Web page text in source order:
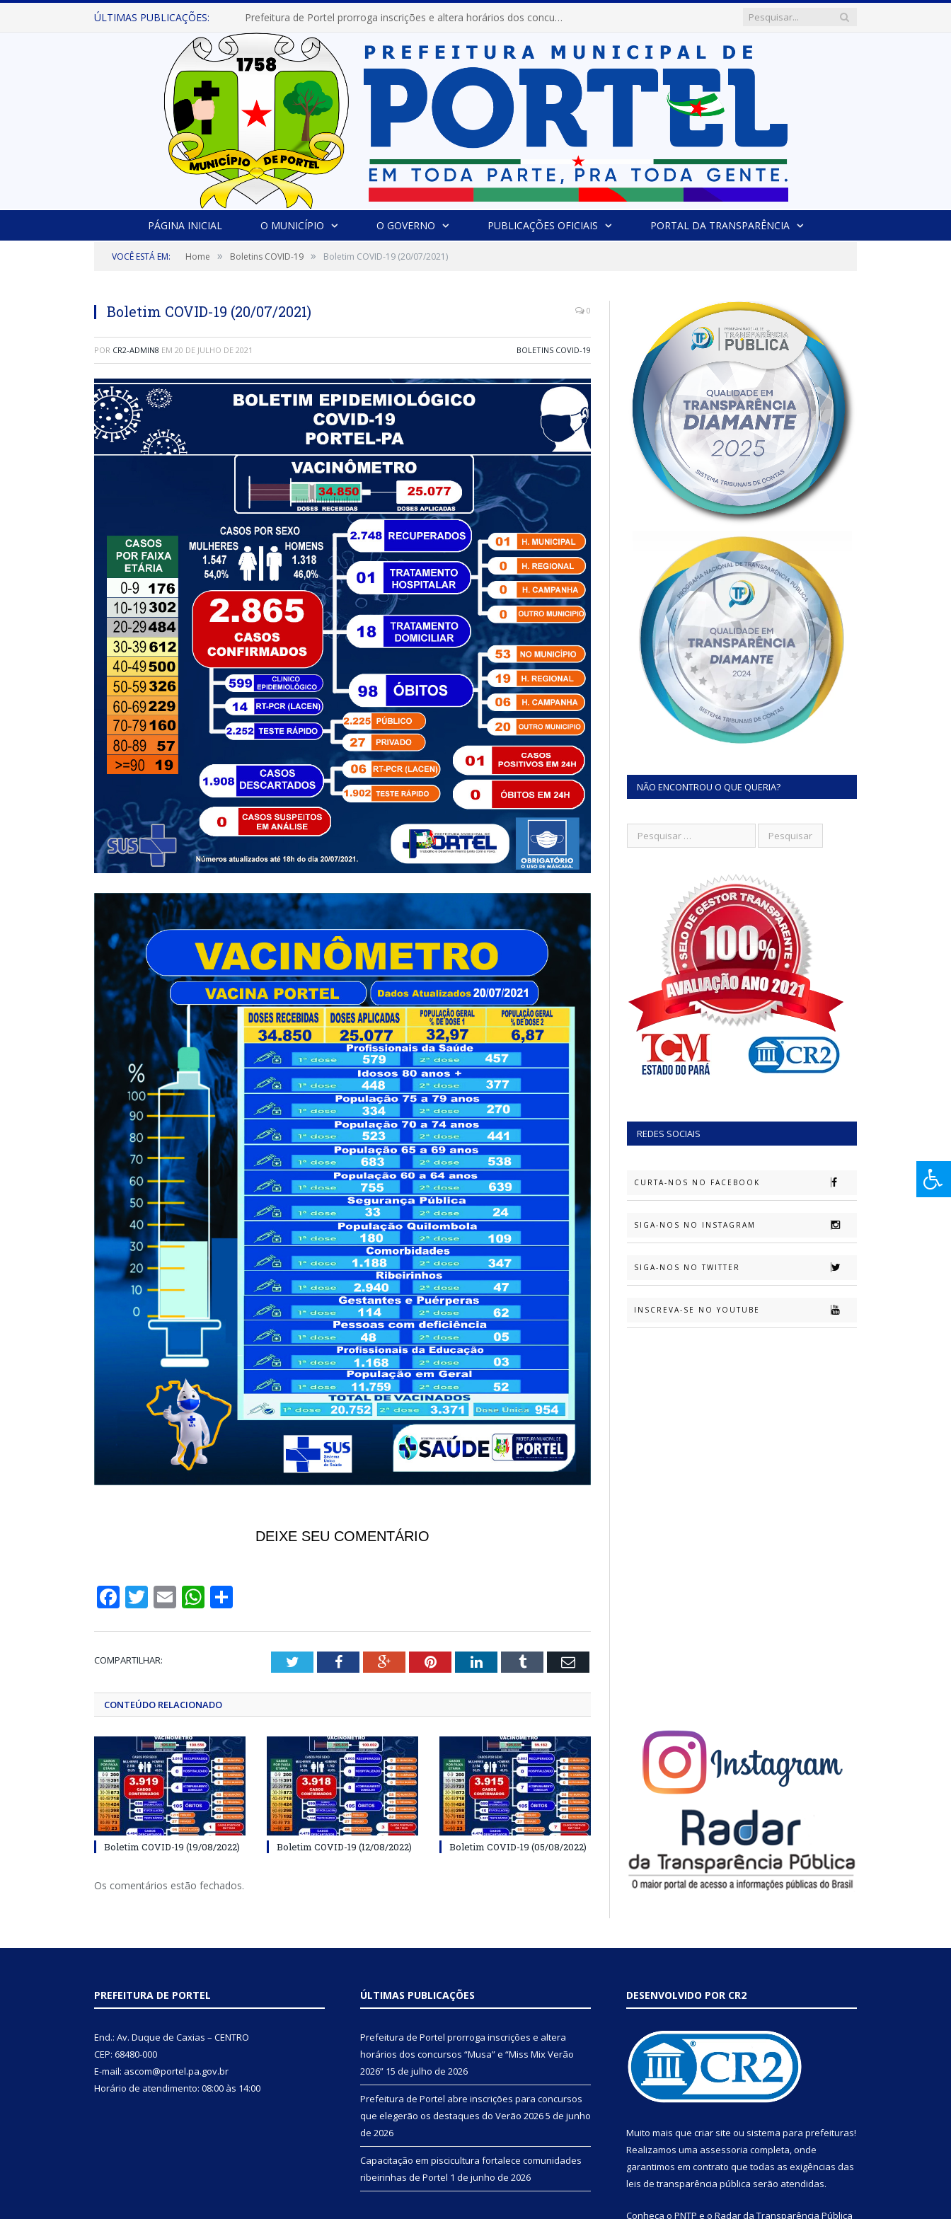
ÚLTIMAS PUBLICAÇÕES: Prefeitura de Portel prorroga inscrições e altera horários dos concursos “Musa” e “Miss Mix Verão 2026”
PÁGINA INICIAL O MUNICÍPIO O GOVERNO PUBLICAÇÕES OFICIAIS PORTAL DA TRANSPARÊNCIA
VOCÊ ESTÁ EM: Home » Boletins COVID-19 » Boletim COVID-19 (20/07/2021)
Boletim COVID-19 (20/07/2021) 0
POR CR2-ADMIN8 EM 20 DE JULHO DE 2021 BOLETINS COVID-19
DEIXE SEU COMENTÁRIO
Facebook
Twitter
EmailWhatsApp
COMPARTILHAR: TwitterFacebookGoogle+PinterestLinkedInTumblr Email
CONTEÚDO RELACIONADO
Boletim COVID-19 (19/08/2022) Boletim COVID-19 (12/08/2022) Boletim COVID-19 (05/08/2022)
Os comentários estão fechados.
NÃO ENCONTROU O QUE QUERIA?
REDES SOCIAIS
CURTA-NOS NO FACEBOOK
SIGA-NOS NO INSTAGRAM
SIGA-NOS NO TWITTER
INSCREVA-SE NO YOUTUBE
PREFEITURA DE PORTEL
End.: Av. Duque de Caxias – CENTRO
CEP: 68480-000
E-mail: ascom@portel.pa.gov.br
Horário de atendimento: 08:00 às 14:00
ÚLTIMAS PUBLICAÇÕES
Prefeitura de Portel prorroga inscrições e altera
horários dos concursos “Musa” e “Miss Mix Verão
2026” 15 de julho de 2026
Prefeitura de Portel abre inscrições para concursos
que elegerão os destaques do Verão 20265 de junho
de 2026
Capacitação em piscicultura fortalece comunidades
ribeirinhas de Portel 1 de junho de 2026
DESENVOLVIDO POR CR2
Muito mais que criar site ou sistema para prefeituras!
Realizamos uma assessoria completa, onde
garantimos em contrato que todas as exigências das
leis de transparência pública serão atendidas.
Conheça o PNTP e o Radar da Transparência Pública